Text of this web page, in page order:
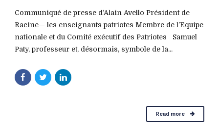
Communiqué de presse d’Alain Avello Président de
Racine— les enseignants patriotes Membre de l’Equipe
nationale et du Comité exécutif des Patriotes Samuel
Paty, professeur et, désormais, symbole de la...
Read more